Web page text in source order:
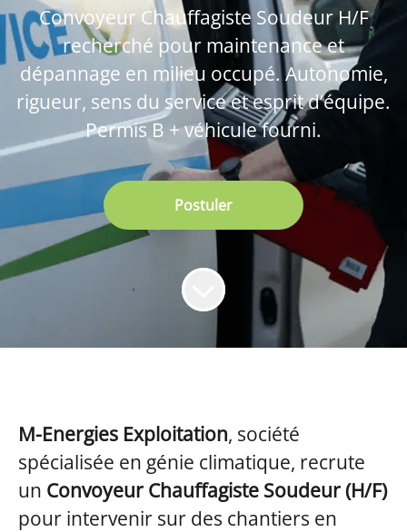
Convoyeur Chauffagiste Soudeur H/F
recherché pour maintenance et
dépannage en milieu occupé. Autonomie,
rigueur, sens du service et esprit d’équipe.
Permis B + véhicule fourni.
Postuler
M-Energies Exploitation, société
spécialisée en génie climatique, recrute
un Convoyeur Chauffagiste Soudeur (H/F)
pour intervenir sur des chantiers en